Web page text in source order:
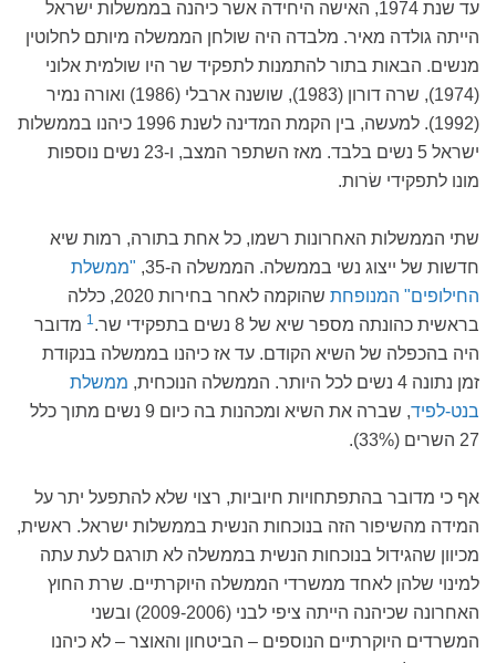
עד שנת 1974, האישה היחידה אשר כיהנה בממשלות ישראל
הייתה גולדה מאיר. מלבדה היה שולחן הממשלה מיותם לחלוטין
מנשים. הבאות בתור להתמנות לתפקיד שר היו שולמית אלוני
(1974), שרה דורון (1983), שושנה ארבלי (1986) ואורה נמיר
(1992). למעשה, בין הקמת המדינה לשנת 1996 כיהנו בממשלות
ישראל 5 נשים בלבד. מאז השתפר המצב, ו-23 נשים נוספות
מונו לתפקידי שׂרות.
שתי הממשלות האחרונות רשמו, כל אחת בתורה, רמות שיא
חדשות של ייצוג נשי בממשלה. הממשלה ה-35,
"ממשלת
החילופים" המנופחת
שהוקמה לאחר בחירות 2020, כללה
בראשית כהונתה מספר שיא של 8 נשים בתפקידי שר.
1 מדובר
היה בהכפלה של השיא הקודם. עד אז כיהנו בממשלה בנקודת
זמן נתונה 4 נשים לכל היותר. הממשלה הנוכחית,
ממשלת
בנט-לפיד
, שברה את השיא ומכהנות בה כיום 9 נשים מתוך כלל
27 השרים (33%).
אף כי מדובר בהתפתחויות חיוביות, רצוי שלא להתפעל יתר על
המידה מהשיפור הזה בנוכחות הנשית בממשלות ישראל. ראשית,
מכיוון שהגידול בנוכחות הנשית בממשלה לא תורגם לעת עתה
למינוי שלהן לאחד ממשרדי הממשלה היוקרתיים. שרת החוץ
האחרונה שכיהנה הייתה ציפי לבני (2009-2006) ובשני
המשרדים היוקרתיים הנוספים – הביטחון והאוצר – לא כיהנו